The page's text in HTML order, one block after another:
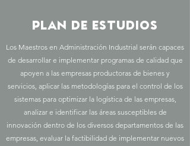
PLAN DE ESTUDIOS
Los Maestros en Administración Industrial serán capaces
de desarrollar e implementar programas de calidad que
apoyen a las empresas productoras de bienes y
servicios, aplicar las metodologías para el control de los
sistemas para optimizar la logística de las empresas,
analizar e identificar las áreas susceptibles de
innovación dentro de los diversos departamentos de las
empresas, evaluar la factibilidad de implementar nuevos